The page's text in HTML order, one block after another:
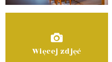
Więcej zdjęć